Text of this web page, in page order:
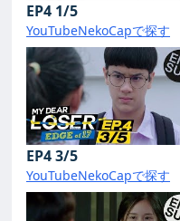
EP4 1/5
YouTubeNekoCapで探す
EP4 3/5
YouTubeNekoCapで探す